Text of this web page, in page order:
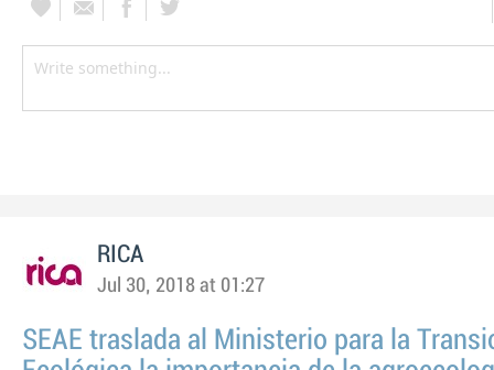
RICA
Jul 30, 2018 at 01:27
SEAE traslada al Ministerio para la